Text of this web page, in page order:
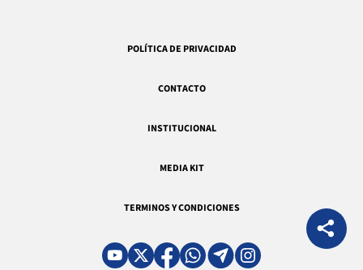
POLÍTICA DE PRIVACIDAD
CONTACTO
INSTITUCIONAL
MEDIA KIT
TERMINOS Y CONDICIONES